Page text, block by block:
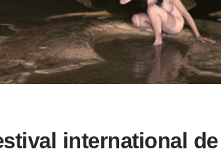
international de